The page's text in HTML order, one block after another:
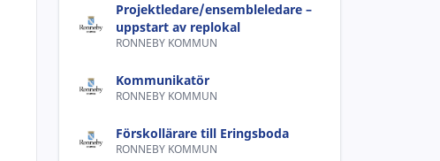
Projektledare/ensembleledare –
uppstart av replokal
RONNEBY KOMMUN
Kommunikatör
RONNEBY KOMMUN
Förskollärare till Eringsboda
RONNEBY KOMMUN